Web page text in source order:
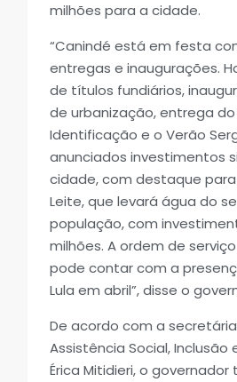
milhões para a cidade.
“Canindé está em festa
entregas e inaugurações.
de títulos fundiários,
de urbanização, entrega
Identificação e o Verão
anunciados investimentos
cidade, com destaque
Leite, que levará água do
população, com
milhões. A ordem de
pode contar com a
Lula em abril”, disse o
De acordo com a
Assistência Social, Inclusão
Érica Mitidieri, o